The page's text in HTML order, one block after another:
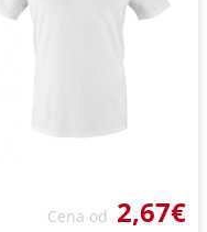
Cena od 2,67€